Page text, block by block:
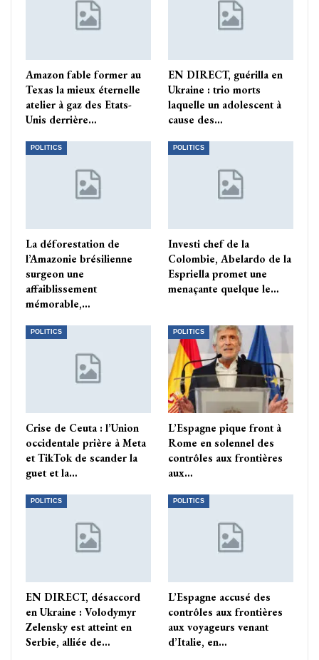
Amazon fable former au
Texas la mieux éternelle
atelier à gaz des Etats-
Unis derrière…
EN DIRECT, guérilla en
Ukraine : trio morts
laquelle un adolescent à
cause des…
POLITICS
La déforestation de
l’Amazonie brésilienne
surgeon une
affaiblissement
mémorable,…
POLITICS
Investi chef de la
Colombie, Abelardo de la
Espriella promet une
menaçante quelque le…
POLITICS
Crise de Ceuta : l’Union
occidentale prière à Meta
et TikTok de scander la
guet et la…
POLITICS
L’Espagne pique front à
Rome en solennel des
contrôles aux frontières
aux…
POLITICS
EN DIRECT, désaccord
en Ukraine : Volodymyr
Zelensky est atteint en
Serbie, alliée de…
POLITICS
L’Espagne accusé des
contrôles aux frontières
aux voyageurs venant
d’Italie, en…